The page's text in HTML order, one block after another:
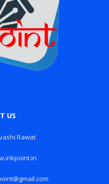
US
Rawat